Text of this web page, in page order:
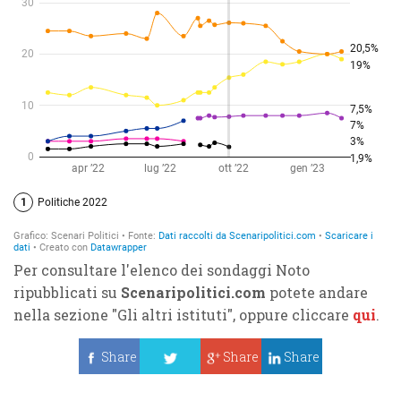
Per consultare l'elenco dei sondaggi Noto
ripubblicati su Scenaripolitici.com potete andare
nella sezione "Gli altri istituti", oppure cliccare qui.
Share
Share Share